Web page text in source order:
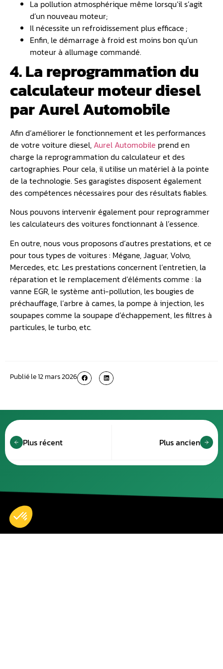
La pollution atmosphérique même lorsqu’il s’agit
d’un nouveau moteur;
Il nécessite un refroidissement plus efficace ;
Enfin, le démarrage à froid est moins bon qu’un
moteur à allumage commandé.
4. La reprogrammation du
calculateur moteur diesel
par Aurel Automobile
Afin d’améliorer le fonctionnement et les performances
de votre voiture diesel, Aurel Automobile prend en
charge la reprogrammation du calculateur et des
cartographies. Pour cela, il utilise un matériel à la pointe
de la technologie. Ses garagistes disposent également
des compétences nécessaires pour des résultats fiables.
Nous pouvons intervenir également pour reprogrammer
les calculateurs des voitures fonctionnant à l’essence.
En outre, nous vous proposons d’autres prestations, et ce
pour tous types de voitures : Mégane, Jaguar, Volvo,
Mercedes, etc. Les prestations concernent l’entretien, la
réparation et le remplacement d’éléments comme : la
vanne EGR, le système anti-pollution, les bougies de
préchauffage, l’arbre à cames, la pompe à injection, les
soupapes comme la soupape d’échappement, les filtres à
particules, le turbo, etc.
Publié le12 mars 2026
Plus récent Plus ancien